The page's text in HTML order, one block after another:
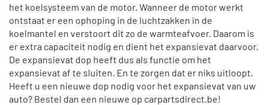
het koelsysteem van de motor. Wanneer de motor werkt
ontstaat er een ophoping in de luchtzakken in de
koelmantel en verstoort dit zo de warmteafvoer. Daarom is
er extra capaciteit nodig en dient het expansievat daarvoor.
De expansievat dop heeft dus als functie om het
expansievat af te sluiten. En te zorgen dat er niks uitloopt.
Heeft u een nieuwe dop nodig voor het expansievat van uw
auto? Bestel dan een nieuwe op carpartsdirect.be!